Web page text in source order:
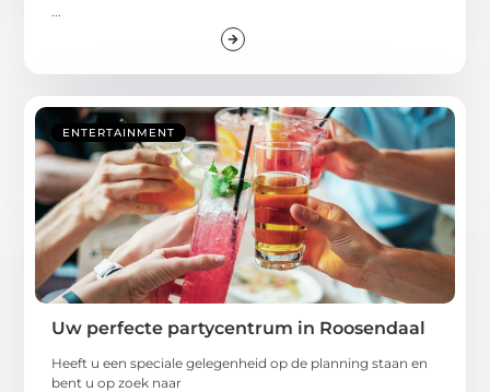
ENTERTAINMENT
Uw perfecte partycentrum in Roosendaal
Heeft u een speciale gelegenheid op de planning staan en
bent u op zoek naar